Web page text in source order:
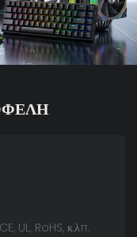
UL, RoHS, κ.λπ.